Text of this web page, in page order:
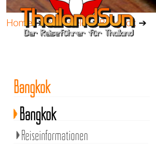
Home➔Reiseziele➔Bangkok ➔
Bangkok
Bangkok
Reiseinformationen